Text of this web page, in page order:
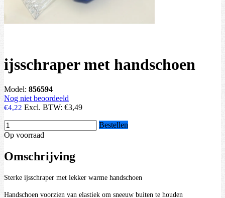
ijsschraper met handschoen
Model: 856594
Nog niet beoordeeld
€4,22 Excl. BTW: €3,49
Bestellen
Op voorraad
Omschrijving
Sterke ijsschraper met lekker warme handschoen
Handschoen voorzien van elastiek om sneeuw buiten te houden